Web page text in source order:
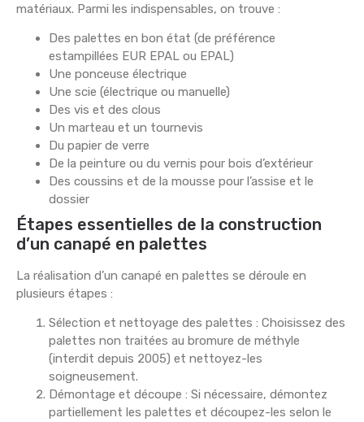
matériaux. Parmi les indispensables, on trouve :
Des palettes en bon état (de préférence
estampillées EUR EPAL ou EPAL)
Une ponceuse électrique
Une scie (électrique ou manuelle)
Des vis et des clous
Un marteau et un tournevis
Du papier de verre
De la peinture ou du vernis pour bois d’extérieur
Des coussins et de la mousse pour l’assise et le
dossier
Étapes essentielles de la construction
d’un canapé en palettes
La réalisation d’un canapé en palettes se déroule en
plusieurs étapes :
Sélection et nettoyage des palettes : Choisissez des
palettes non traitées au bromure de méthyle
(interdit depuis 2005) et nettoyez-les
soigneusement.
Démontage et découpe : Si nécessaire, démontez
partiellement les palettes et découpez-les selon le